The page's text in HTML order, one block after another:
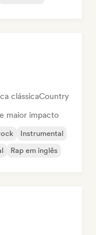
clássicaCountry
maior impacto
Instrumental
Rap em inglês